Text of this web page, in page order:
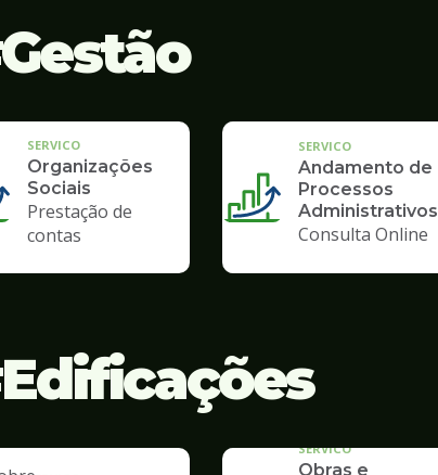
Gestão
SERVICO
Organizações
Sociais
Prestação de
contas
SERVICO
Andamento de
Processos
Administrativos
Consulta Online
Edificações
SERVICO
Obras e